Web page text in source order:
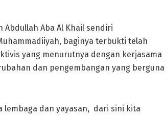
Abdullah Aba Al Khail sendiri
baginya terbukti telah
yang menurutnya dengan kerjasama
dan pengembangan yang berguna
lembaga dan yayasan, dari sini kita